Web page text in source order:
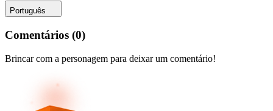
Português
Comentários (0)
Brincar com a personagem para deixar um comentário!